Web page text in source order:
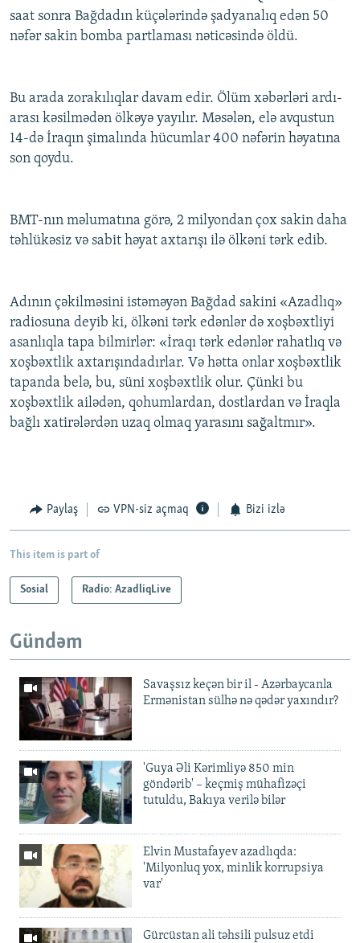
saat sonra Bağdadın küçələrində şadyanalıq edən 50
nəfər sakin bomba partlaması nəticəsində öldü.
Bu arada zorakılıqlar davam edir. Ölüm xəbərləri ardı-
arası kəsilmədən ölkəyə yayılır. Məsələn, elə avqustun
14-də İraqın şimalında hücumlar 400 nəfərin həyatına
son qoydu.
BMT-nın məlumatına görə, 2 milyondan çox sakin daha
təhlükəsiz və sabit həyat axtarışı ilə ölkəni tərk edib.
Adının çəkilməsini istəməyən Bağdad sakini «Azadlıq»
radiosuna deyib ki, ölkəni tərk edənlər də xoşbəxtliyi
asanlıqla tapa bilmirlər: «İraqı tərk edənlər rahatlıq və
xoşbəxtlik axtarışındadırlar. Və hətta onlar xoşbəxtlik
tapanda belə, bu, süni xoşbəxtlik olur. Çünki bu
xoşbəxtlik ailədən, qohumlardan, dostlardan və İraqla
bağlı xatirələrdən uzaq olmaq yarasını sağaltmır».
Paylaş VPN-siz açmaq Bizi izlə
This item is part of
Sosial Radio: AzadliqLive
Gündəm
Savaşsız keçən bir il - Azərbaycanla
Ermənistan sülhə nə qədər yaxındır?
'Guya Əli Kərimliyə 850 min
göndərib' – keçmiş mühafizəçi
tutuldu, Bakıya verilə bilər
Elvin Mustafayev azadlıqda:
'Milyonluq yox, minlik korrupsiya
var'
Gürcüstan ali təhsili pulsuz etdi